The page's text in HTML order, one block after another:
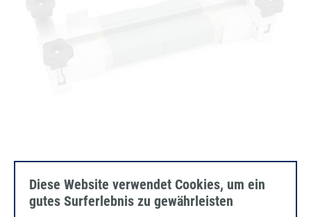
Diese Website verwendet Cookies, um ein
gutes Surferlebnis zu gewährleisten